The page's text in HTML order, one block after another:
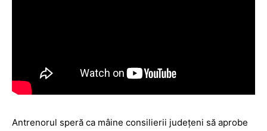
Antrenorul speră ca mâine consilierii judeţeni să aprobe